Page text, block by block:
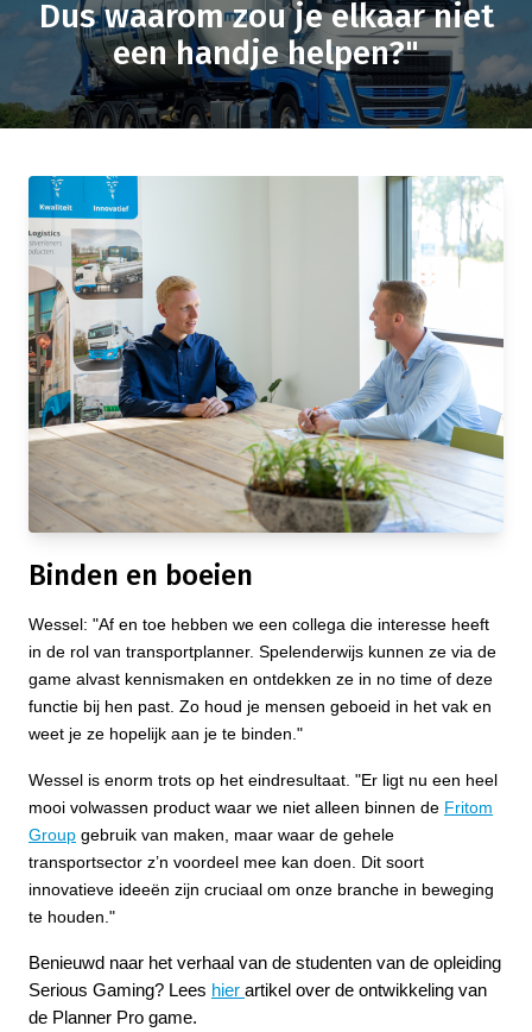
Dus waarom zou je elkaar niet
een handje helpen?"
Binden en boeien
Wessel: "Af en toe hebben we een collega die interesse heeft
in de rol van transportplanner. Spelenderwijs kunnen ze via de
game alvast kennismaken en ontdekken ze in no time of deze
functie bij hen past. Zo houd je mensen geboeid in het vak en
weet je ze hopelijk aan je te binden."
Wessel is enorm trots op het eindresultaat. "Er ligt nu een heel
mooi volwassen product waar we niet alleen binnen de Fritom
Group gebruik van maken, maar waar de gehele
transportsector z’n voordeel mee kan doen. Dit soort
innovatieve ideeën zijn cruciaal om onze branche in beweging
te houden."
Benieuwd naar het verhaal van de studenten van de opleiding
Serious Gaming? Lees hier artikel over de ontwikkeling van
de Planner Pro game.